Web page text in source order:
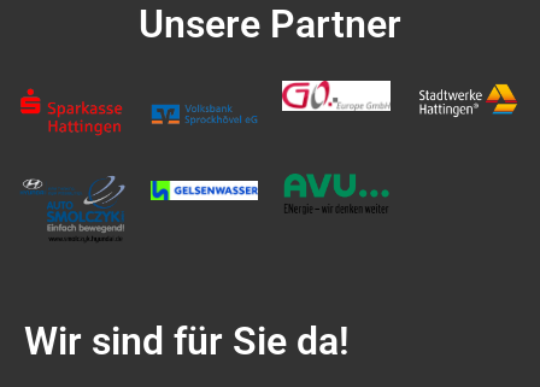
Unsere Partner
Wir sind für Sie da!